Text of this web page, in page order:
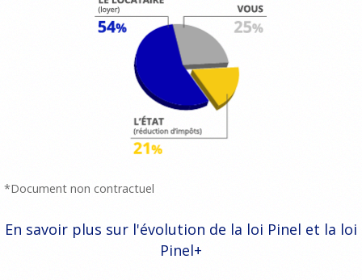
*Document non contractuel
En savoir plus sur l'évolution de la loi Pinel et la loi
Pinel+